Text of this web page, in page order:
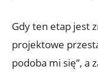
Gdy ten etap jest
projektowe
podoba mi się”, a